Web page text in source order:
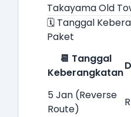
Takayama Old
🗓️ Tanggal
Paket
📆 Tanggal
Keberangkatan
5 Jan (Reverse
Route)